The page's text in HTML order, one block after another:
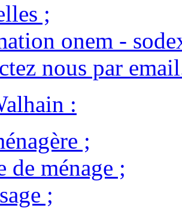
;
onem -
nous par email
:
;
de ménage ;
;